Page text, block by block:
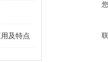
及特点